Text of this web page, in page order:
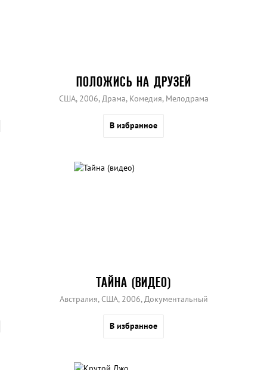
ПОЛОЖИСЬ НА ДРУЗЕЙ
США, 2006, Драма, Комедия, Мелодрама
В избранное
ТАЙНА (ВИДЕО)
Австралия, США, 2006, Документальный
В избранное